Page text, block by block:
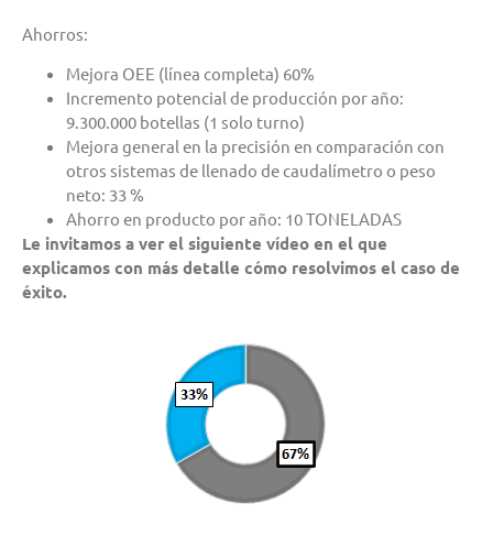
Ahorros:
Mejora OEE (línea completa) 60%
Incremento potencial de producción por año:
9.300.000 botellas (1 solo turno)
Mejora general en la precisión en comparación con
otros sistemas de llenado de caudalímetro o peso
neto: 33 %
Ahorro en producto por año: 10 TONELADAS
Le invitamos a ver el siguiente vídeo en el que
explicamos con más detalle cómo resolvimos el caso de
éxito.